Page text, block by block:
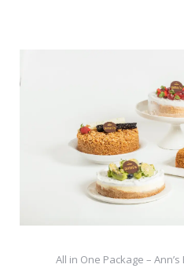
All in One Package –